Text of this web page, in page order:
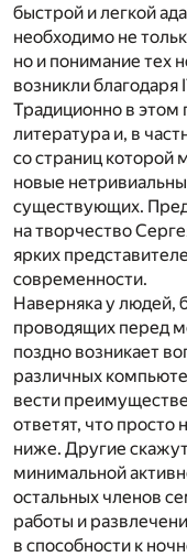
быстрой и легкой
необходимо не
но и понимание тех
возникли
Традиционно в этом
литература и, в
со страниц
новые
существующих.
на творчество
ярких
современности.
Наверняка у людей,
проводящих перед
поздно возникает
различных
вести
ответят, что просто
ниже. Другие
минимальной
остальных членов
работы и
в способности к